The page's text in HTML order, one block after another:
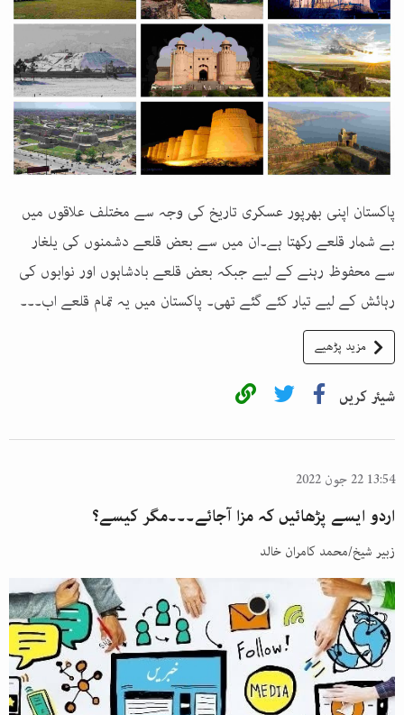
پاکستان اپنی بھرپور عسکری تاریخ کی وجہ سے مختلف علاقوں میں
بے شمار قلعے رکھتا ہے۔ان میں سے بعض قلعے دشمنوں کی یلغار
سے محفوظ رہنے کے لیے جبکہ بعض قلعے بادشاہوں اور نوابوں کی
رہائش کے لیے تیار کئے گئے تھی۔ پاکستان میں یہ تمام قلعے اب۔۔۔
مزید پڑھیے
شیئر کریں
13:54 22 جون 2022
اردو ایسے پڑھائیں کہ مزا آجائے۔۔۔مگر کیسے؟
زبیر شیخ/محمد کامران خالد